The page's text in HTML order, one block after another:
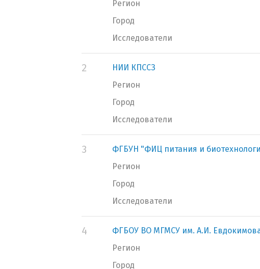
Регион
Город
Исследователи
2
НИИ КПССЗ
Регион
Город
Исследователи
3
ФГБУН "ФИЦ питания и
Регион
Город
Исследователи
4
ФГБОУ ВО МГМСУ им. А.И.
Регион
Город